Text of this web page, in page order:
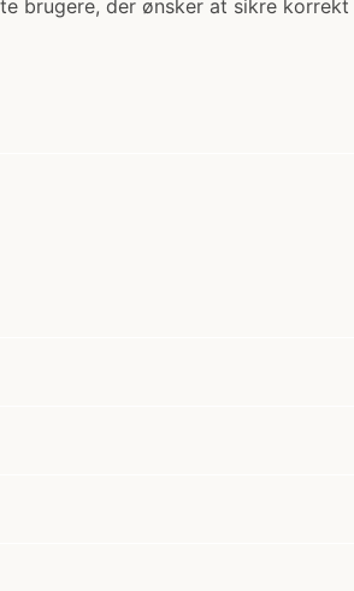
der ønsker at sikre